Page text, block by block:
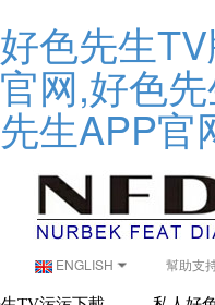
好色先生
官网,好色
先生APP官
ENGLISH 幫助支